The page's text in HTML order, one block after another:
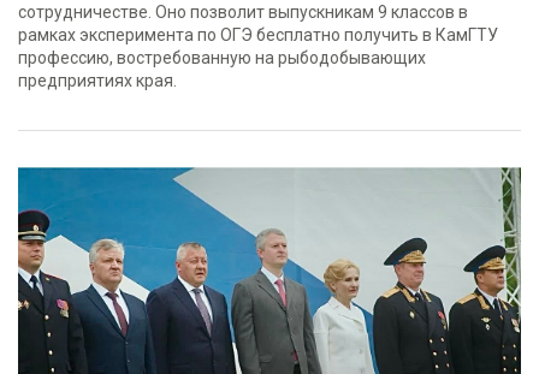
сотрудничестве. Оно позволит выпускникам 9 классов в
рамках эксперимента по ОГЭ бесплатно получить в КамГТУ
профессию, востребованную на рыбодобывающих
предприятиях края.